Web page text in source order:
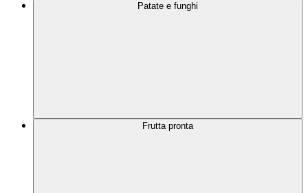
Patate e funghi
Frutta pronta